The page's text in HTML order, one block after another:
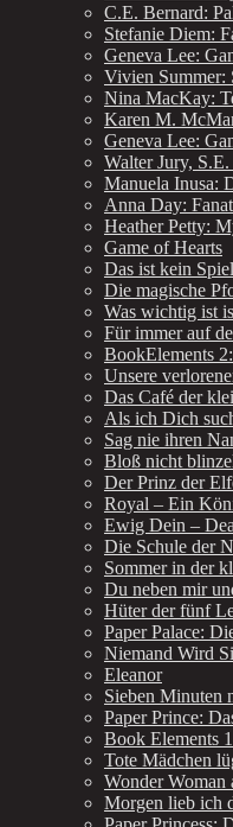
C.E. Bernard:
Stefanie Diem:
Geneva Lee:
Vivien Summer:
Nina MacKay:
Karen M.
Geneva Lee:
Walter Jury,
Manuela Inusa:
Anna Day:
Heather Petty:
Game of Hearts
Das ist kein Spiel
Die magische
Was wichtig ist
Für immer auf
BookElements
Unsere
Das Café der
Als ich Dich
Sag nie ihren
Bloß nicht
Der Prinz der
Royal – Ein
Ewig Dein –
Die Schule der
Sommer in der
Du neben mir
Hüter der fünf
Paper Palace:
Niemand Wird
Eleanor
Sieben Minuten
Paper Prince:
Book Elements
Tote Mädchen
Wonder Woman
Morgen lieb ich